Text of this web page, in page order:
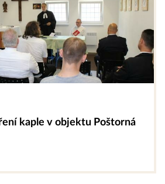
kaple v objektu Poštorná